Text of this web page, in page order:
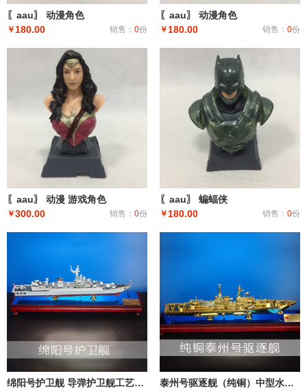
〖aau〗 动漫角色
￥ 180.00 销售： 0份
〖aau〗 动漫角色
￥ 180.00 销售： 0份
〖aau〗 动漫 游戏角色
￥300.00 销售： 0份
〖aau〗 蝙蝠侠
￥ 180.00 销售： 0份
绵阳号护卫舰 导弹护卫舰工艺船航模纪念摆件展览收藏品送礼 泰州号驱逐舰（纯铜）中型水面舰艇 军事海军舰艇模型 工艺船航模纪念摆件展览收藏品送